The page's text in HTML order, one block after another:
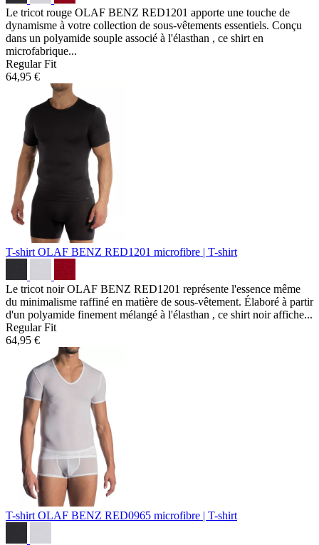
Le tricot rouge OLAF BENZ RED1201 apporte une touche de
dynamisme à votre collection de sous-vêtements essentiels. Conçu
dans un polyamide souple associé à l'élasthan , ce shirt en
microfabrique...
Regular Fit
64,95 €
T-shirt OLAF BENZ RED1201 microfibre | T-shirt
Le tricot noir OLAF BENZ RED1201 représente l'essence même
du minimalisme raffiné en matière de sous-vêtement. Élaboré à partir
d'un polyamide finement mélangé à l'élasthan , ce shirt noir affiche...
Regular Fit
64,95 €
T-shirt OLAF BENZ RED0965 microfibre | T-shirt